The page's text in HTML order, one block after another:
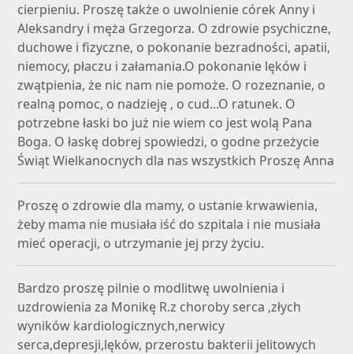
cierpieniu. Proszę także o uwolnienie córek Anny i
Aleksandry i męża Grzegorza. O zdrowie psychiczne,
duchowe i fizyczne, o pokonanie bezradności, apatii,
niemocy, płaczu i załamania.O pokonanie lęków i
zwątpienia, że nic nam nie pomoże. O rozeznanie, o
realną pomoc, o nadzieję , o cud...O ratunek. O
potrzebne łaski bo już nie wiem co jest wolą Pana
Boga. O łaskę dobrej spowiedzi, o godne przeżycie
Świąt Wielkanocnych dla nas wszystkich Proszę Anna
Proszę o zdrowie dla mamy, o ustanie krwawienia,
żeby mama nie musiała iść do szpitala i nie musiała
mieć operacji, o utrzymanie jej przy życiu.
Bardzo proszę pilnie o modlitwę uwolnienia i
uzdrowienia za Monikę R.z choroby serca ,złych
wyników kardiologicznych,nerwicy
serca,depresji,lęków, przerostu bakterii jelitowych